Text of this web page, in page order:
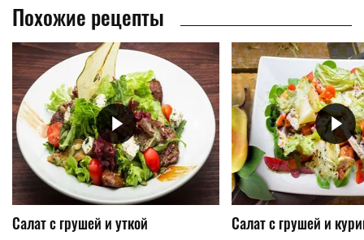
Похожие рецепты
Салат с грушей и уткой Салат с грушей и